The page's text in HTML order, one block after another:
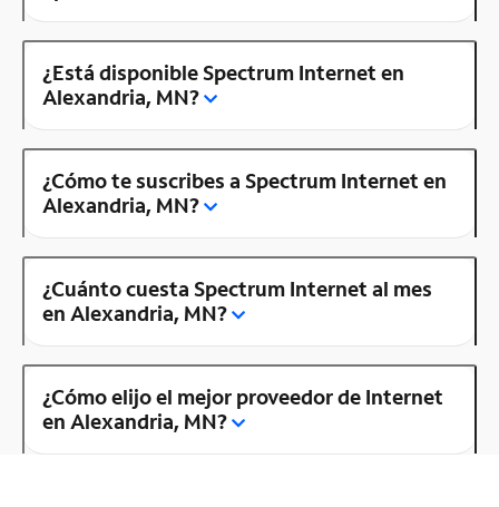
¿Está disponible Spectrum Internet en
Alexandria, MN?
¿Cómo te suscribes a Spectrum Internet en
Alexandria, MN?
¿Cuánto cuesta Spectrum Internet al mes
en Alexandria, MN?
¿Cómo elijo el mejor proveedor de Internet
en Alexandria, MN?